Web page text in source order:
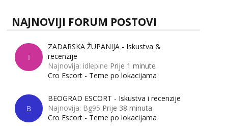
NAJNOVIJI FORUM POSTOVI
I
ZADARSKA ŽUPANIJA - Iskustva &
recenzije
Najnovija: idlepine Prije 1 minute
Cro Escort - Teme po lokacijama
B
BEOGRAD ESCORT - Iskustva i recenzije
Najnovija: Bg95 Prije 38 minuta
Cro Escort - Teme po lokacijama